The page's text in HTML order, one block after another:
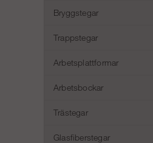
Bryggstegar
Trappstegar
Arbetsplattformar
Arbetsbockar
Trästegar
Glasfiberstegar